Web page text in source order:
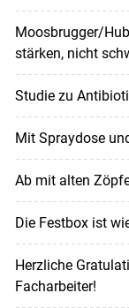
Moosbrugger/
stärken, nicht
Studie zu
Mit Spraydose
Ab mit alten
Die Festbox ist
Herzliche
Facharbeiter!